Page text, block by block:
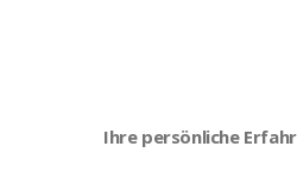
Ihre persönliche